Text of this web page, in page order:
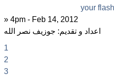
your
» 4pm - Feb 14, 2012
اعداد و تقديم: جوزيف نصر الله
1
2
3